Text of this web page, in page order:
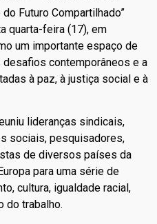
Futuro Compartilhado”
quarta-feira (17), em
um importante espaço de
contemporâneos e a
à paz, à justiça social e à
lideranças sindicais,
sociais, pesquisadores,
de diversos países da
para uma série de
cultura, igualdade racial,
do trabalho.